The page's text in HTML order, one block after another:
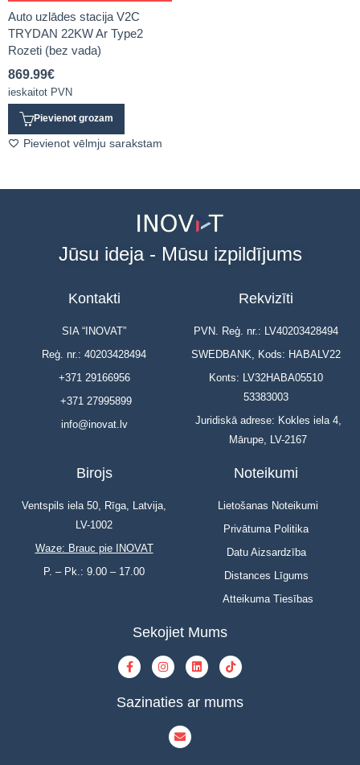
Auto uzlādes stacija V2C
TRYDAN 22KW Ar Type2
Rozeti (bez vada)
869.99€
ieskaitot PVN
Pievienot grozam
Pievienot vēlmju sarakstam
Jūsu ideja - Mūsu izpildījums
Kontakti
SIA “INOVAT”
Reģ. nr.: 40203428494
+371 29166956
+371 27995899
info@inovat.lv
Rekvizīti
PVN. Reģ. nr.: LV40203428494
SWEDBANK, Kods: HABALV22
Konts: LV32HABA05510
53383003
Juridiskā adrese: Kokles iela 4,
Mārupe, LV-2167
Birojs
Ventspils iela 50, Rīga, Latvija,
LV-1002
Waze: Brauc pie INOVAT
P. – Pk.: 9.00 – 17.00
Noteikumi
Lietošanas Noteikumi
Privātuma Politika
Datu Aizsardzība
Distances Līgums
Atteikuma Tiesības
Sekojiet Mums
Sazinaties ar mums